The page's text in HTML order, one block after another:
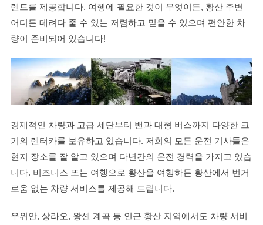
렌트를 제공합니다. 여행에 필요한 것이 무엇이든, 황산 주변
어디든 데려다 줄 수 있는 저렴하고 믿을 수 있으며 편안한 차
량이 준비되어 있습니다!
경제적인 차량과 고급 세단부터 밴과 대형 버스까지 다양한 크
기의 렌터카를 보유하고 있습니다. 저희의 모든 운전 기사들은
현지 장소를 잘 알고 있으며 다년간의 운전 경력을 가지고 있습
니다. 비즈니스 또는 여행으로 황산을 여행하든 황산에서 번거
로움 없는 차량 서비스를 제공해 드립니다.
우위안, 상라오, 왕셴 계곡 등 인근 황산 지역에서도 차량 서비